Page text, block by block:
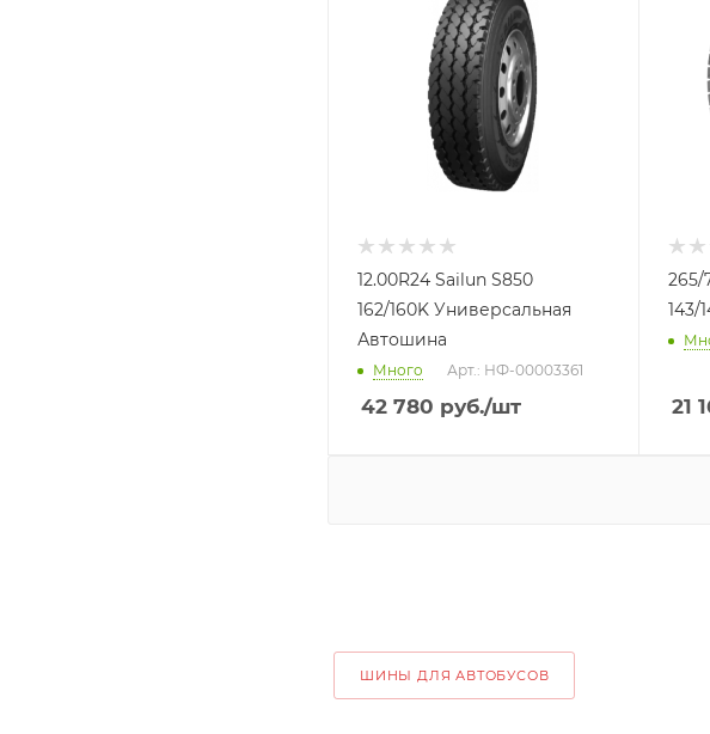
12.00R24 Sailun S850
162/160K Универсальная
Автошина
Много Арт.: НФ-00003361
42 780 руб./шт
265/
143/
21
ШИНЫ ДЛЯ АВТОБУСОВ